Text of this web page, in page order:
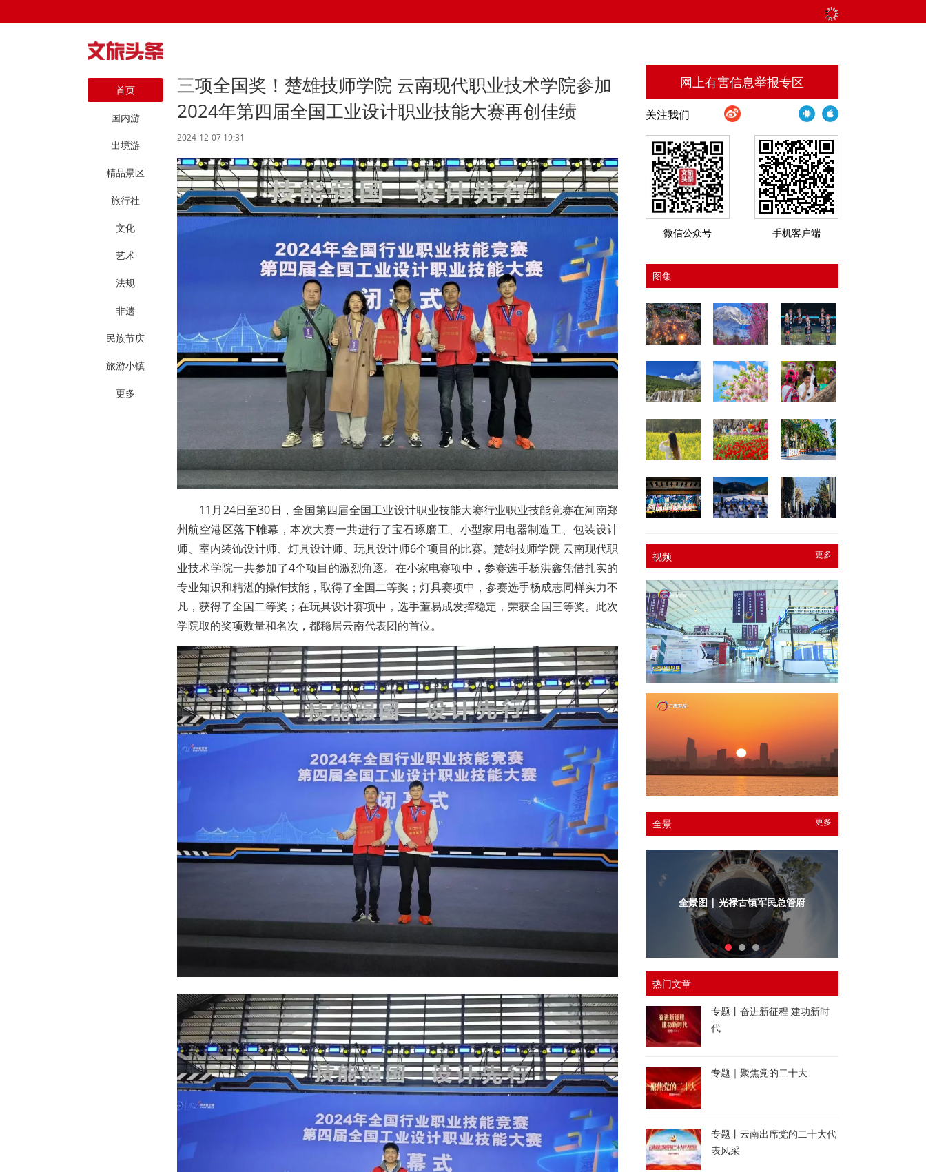
首页
国内游
出境游
精品景区
旅行社
文化
艺术
法规
非遗
民族节庆
旅游小镇
更多
三项全国奖！楚雄技师学院 云南现代职业技术学院参加
2024年第四届全国工业设计职业技能大赛再创佳绩
2024-12-07 19:31
11月24日至30日，全国第四届全国工业设计职业技能大赛行业职业技能竞赛在河南郑
州航空港区落下帷幕，本次大赛一共进行了宝石琢磨工、小型家用电器制造工、包装设计
师、室内装饰设计师、灯具设计师、玩具设计师6个项目的比赛。楚雄技师学院 云南现代职
业技术学院一共参加了4个项目的激烈角逐。在小家电赛项中，参赛选手杨洪鑫凭借扎实的
专业知识和精湛的操作技能，取得了全国二等奖；灯具赛项中，参赛选手杨成志同样实力不
凡，获得了全国二等奖；在玩具设计赛项中，选手董易成发挥稳定，荣获全国三等奖。此次
学院取的奖项数量和名次，都稳居云南代表团的首位。
网上有害信息举报专区
关注我们
微信公众号 手机客户端
图集
更多
视频
更多
全景
全景图 | 光禄古镇军民总管府
热门文章
专题丨奋进新征程 建功新时
代
专题｜聚焦党的二十大
专题丨云南出席党的二十大代
表风采